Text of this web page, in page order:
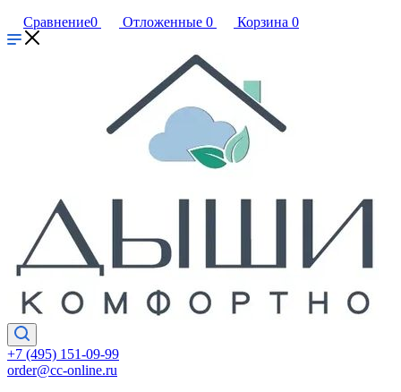
Сравнение0 Отложенные 0 Корзина 0
+7 (495) 151-09-99
order@cc-online.ru